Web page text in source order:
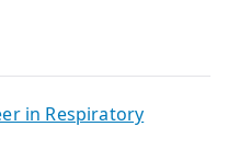
in Respiratory